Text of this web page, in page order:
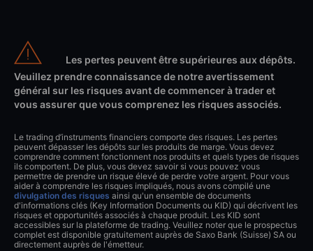
Les pertes peuvent être supérieures aux dépôts.
Veuillez prendre connaissance de notre avertissement
général sur les risques avant de commencer à trader et
vous assurer que vous comprenez les risques associés.
Le trading d’instruments financiers comporte des risques. Les pertes
peuvent dépasser les dépôts sur les produits de marge. Vous devez
comprendre comment fonctionnent nos produits et quels types de risques
ils comportent. De plus, vous devez savoir si vous pouvez vous
permettre de prendre un risque élevé de perdre votre argent. Pour vous
aider à comprendre les risques impliqués, nous avons compilé une
divulgation des risques ainsi qu'un ensemble de documents
d'informations clés (Key Information Documents ou KID) qui décrivent les
risques et opportunités associés à chaque produit. Les KID sont
accessibles sur la plateforme de trading. Veuillez noter que le prospectus
complet est disponible gratuitement auprès de Saxo Bank (Suisse) SA ou
directement auprès de l'émetteur.